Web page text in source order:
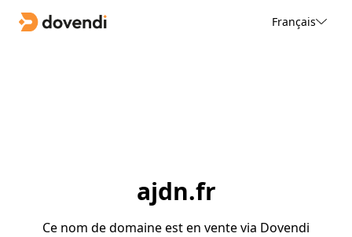
Français
ajdn.fr
Ce nom de domaine est en vente via Dovendi